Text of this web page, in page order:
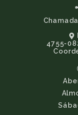
4755-